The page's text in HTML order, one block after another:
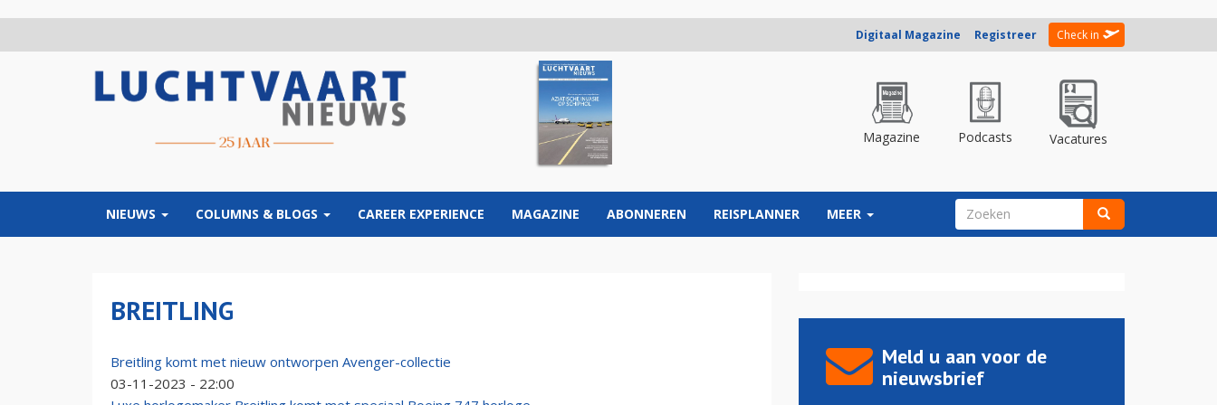
Digitaal Magazine Registreer Check in
Magazine Podcasts Vacatures
NIEUWS COLUMNS & BLOGS CAREER EXPERIENCE MAGAZINE ABONNEREN REISPLANNER MEER ZOEKVELD
BREITLING
Breitling komt met nieuw ontworpen Avenger-collectie
03-11-2023 - 22:00
Meld u aan voor de
nieuwsbrief